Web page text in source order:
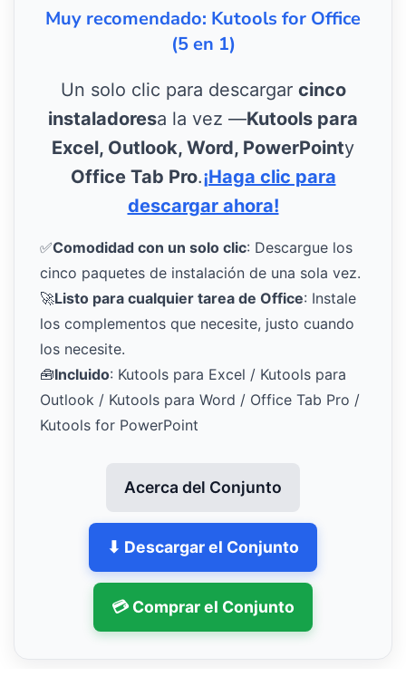
Muy recomendado: Kutools for Office
(5 en 1)
Un solo clic para descargar cinco
instaladoresa la vez —Kutools para
Excel, Outlook, Word, PowerPointy
Office Tab Pro.¡Haga clic para
descargar ahora!
✅Comodidad con un solo clic: Descargue los
cinco paquetes de instalación de una sola vez.
🚀Listo para cualquier tarea de Office: Instale
los complementos que necesite, justo cuando
los necesite.
🧰Incluido: Kutools para Excel / Kutools para
Outlook / Kutools para Word / Office Tab Pro /
Kutools for PowerPoint
Acerca del Conjunto
⬇ Descargar el Conjunto
💳 Comprar el Conjunto